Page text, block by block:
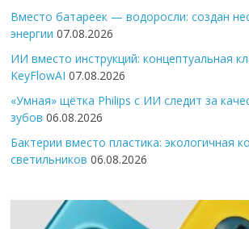
Вместо батареек — водоросли: создан
энергии 07.08.2026
ИИ вместо инструкций: концептуальная
KeyFlowAI 07.08.2026
«Умная» щётка Philips с ИИ следит за
зубов 06.08.2026
Бактерии вместо пластика: экологичная
светильников 06.08.2026